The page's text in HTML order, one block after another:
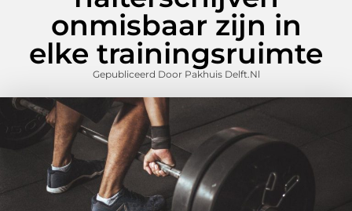
onmisbaar zijn in
elke trainingsruimte
Gepubliceerd Door Pakhuis Delft.nl